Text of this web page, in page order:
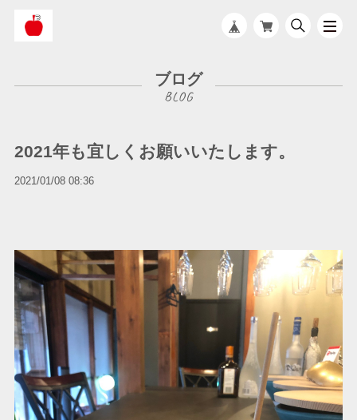
ブログ
2021年も宜しくお願いいたします。
2021/01/08 08:36